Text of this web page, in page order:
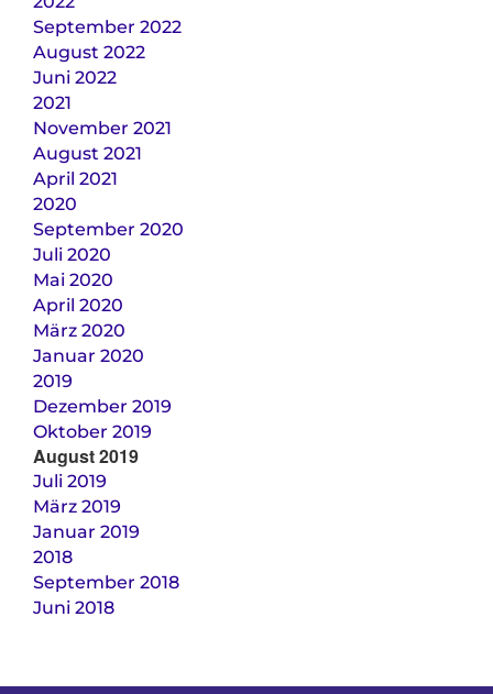
September 2022
August 2022
Juni 2022
2021
November 2021
August 2021
April 2021
2020
September 2020
Juli 2020
Mai 2020
April 2020
März 2020
Januar 2020
2019
Dezember 2019
Oktober 2019
August 2019
Juli 2019
März 2019
Januar 2019
2018
September 2018
Juni 2018